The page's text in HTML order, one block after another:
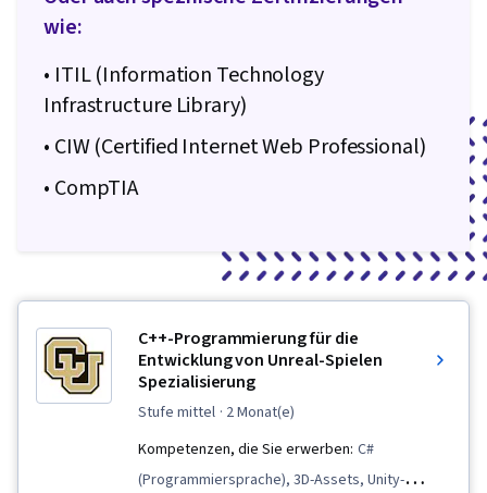
wie:
• ITIL (Information Technology
Infrastructure Library)
• CIW (Certified Internet Web Professional)
• CompTIA
C++-Programmierung für die
Entwicklung von Unreal-Spielen
Spezialisierung
stufe mittel · 2 Monat(e)
Kompetenzen, die Sie erwerben: C#
(Programmiersprache), 3D-Assets, Unity-